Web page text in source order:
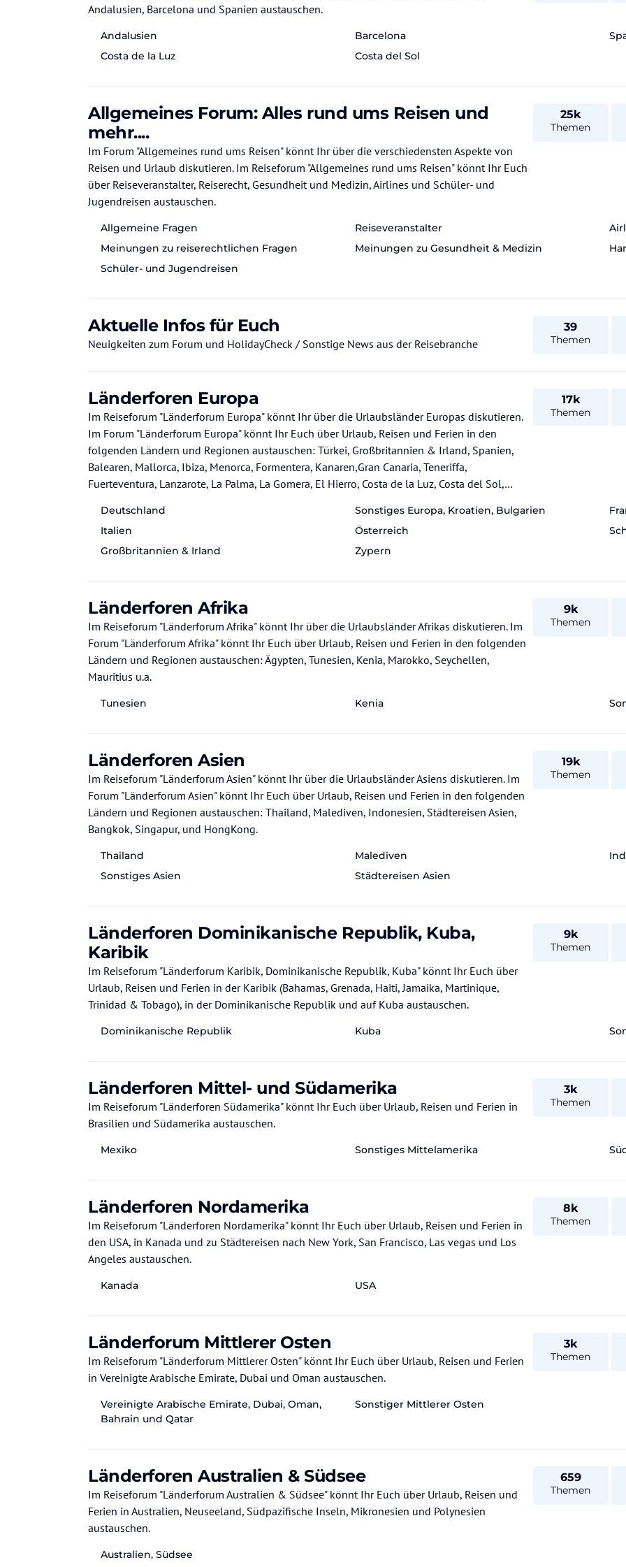
Andalusien, Barcelona und Spanien austauschen.
Andalusien Barcelona
Costa de la Luz
Costa del Sol
Allgemeines Forum: Alles rund ums Reisen und
mehr....
Im Forum "Allgemeines rund ums Reisen" könnt Ihr über die verschiedensten Aspekte von
Reisen und Urlaub diskutieren. Im Reiseforum "Allgemeines rund ums Reisen" könnt Ihr Euch
über Reiseveranstalter, Reiserecht, Gesundheit und Medizin, Airlines und Schüler- und
Jugendreisen austauschen.
25k
Themen
Allgemeine Fragen Reiseveranstalter
Meinungen zu reiserechtlichen Fragen
Meinungen zu Gesundheit & Medizin
Schüler- und Jugendreisen
Aktuelle Infos für Euch
Neuigkeiten zum Forum und HolidayCheck / Sonstige News aus der Reisebranche
39
Themen
Länderforen Europa
Im Reiseforum "Länderforum Europa" könnt Ihr über die Urlaubsländer Europas diskutieren.
Im Forum "Länderforum Europa" könnt Ihr Euch über Urlaub, Reisen und Ferien in den
folgenden Ländern und Regionen austauschen: Türkei, Großbritannien & Irland, Spanien,
Balearen, Mallorca, Ibiza, Menorca, Formentera, Kanaren,Gran Canaria, Teneriffa,
Fuerteventura, Lanzarote, La Palma, La Gomera, El Hierro, Costa de la Luz, Costa del Sol,
Kos, Kreta, Rhodos, Kroatien, Bulgarien, Portugal, Schweden, Russland, Italien, Gardasee,
Südtirol, Rom, Mailand, Venedig, Verona, Deutschland, Hamburg, München, Berlin,
Österreich, Städtereisen Wien, Schweiz, Zypern, Nordzypern.
17k
Themen
Deutschland Sonstiges Europa, Kroatien, Bulgarien
Italien
Österreich
Großbritannien & Irland
Zypern
Länderforen Afrika
Im Reiseforum "Länderforum Afrika" könnt Ihr über die Urlaubsländer Afrikas diskutieren. Im
Forum "Länderforum Afrika" könnt Ihr Euch über Urlaub, Reisen und Ferien in den folgenden
Ländern und Regionen austauschen: Ägypten, Tunesien, Kenia, Marokko, Seychellen,
Mauritius u.a.
9k
Themen
Tunesien Kenia
Länderforen Asien
Im Reiseforum "Länderforum Asien" könnt Ihr über die Urlaubsländer Asiens diskutieren. Im
Forum "Länderforum Asien" könnt Ihr Euch über Urlaub, Reisen und Ferien in den folgenden
Ländern und Regionen austauschen: Thailand, Malediven, Indonesien, Städtereisen Asien,
Bangkok, Singapur, und HongKong.
19k
Themen
Thailand Malediven
Sonstiges Asien
Städtereisen Asien
Länderforen Dominikanische Republik, Kuba,
Karibik
Im Reiseforum "Länderforum Karibik, Dominikanische Republik, Kuba" könnt Ihr Euch über
Urlaub, Reisen und Ferien in der Karibik (Bahamas, Grenada, Haiti, Jamaika, Martinique,
Trinidad & Tobago), in der Dominikanische Republik und auf Kuba austauschen.
9k
Themen
Dominikanische Republik Kuba
Länderforen Mittel- und Südamerika
Im Reiseforum "Länderforen Südamerika" könnt Ihr Euch über Urlaub, Reisen und Ferien in
Brasilien und Südamerika austauschen.
3k
Themen
Mexiko Sonstiges Mittelamerika
Länderforen Nordamerika
Im Reiseforum "Länderforen Nordamerika" könnt Ihr Euch über Urlaub, Reisen und Ferien in
den USA, in Kanada und zu Städtereisen nach New York, San Francisco, Las vegas und Los
Angeles austauschen.
8k
Themen
Kanada USA
Länderforum Mittlerer Osten
Im Reiseforum "Länderforum Mittlerer Osten" könnt Ihr Euch über Urlaub, Reisen und Ferien
in Vereinigte Arabische Emirate, Dubai und Oman austauschen.
3k
Themen
Vereinigte Arabische Emirate, Dubai, Oman,
Bahrain und Qatar
Sonstiger Mittlerer Osten
Länderforen Australien & Südsee
Im Reiseforum "Länderforum Australien & Südsee" könnt Ihr Euch über Urlaub, Reisen und
Ferien in Australien, Neuseeland, Südpazifische Inseln, Mikronesien und Polynesien
austauschen.
659
Themen
Australien, Südsee